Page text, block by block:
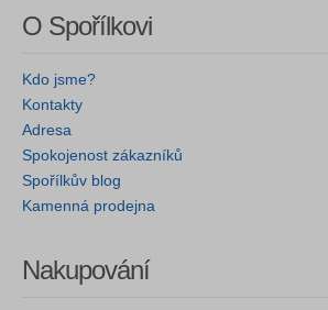
O Spořílkovi
Kdo jsme?
Kontakty
Adresa
Spokojenost zákazníků
Spořílkův blog
Kamenná prodejna
Nakupování